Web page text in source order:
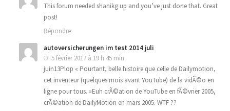
This forum needed shanikg up and you’ve just done that. Great
post!
Répondre
autoversicherungen im test 2014 juli
5 février 2017 à 19 h 45 min
juin13Plop « Pourtant, belle histoire que celle de Dailymotion,
cet inventeur (quelques mois avant YouTube) de la vidÃ©o en
ligne pour tous. »Euh crÃ©ation de YouTube en fÃ©vrier 2005,
crÃ©ation de DailyMotion en mars 2005. WTF ??